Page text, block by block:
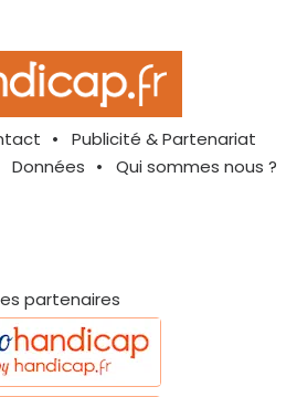
Publicité & Partenariat
Données Qui sommes nous ?
partenaires